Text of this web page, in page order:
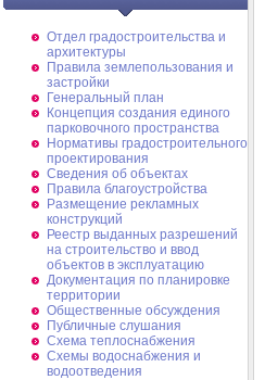
Отдел градостроительства и
архитектуры
Правила землепользования и
застройки
Генеральный план
Концепция создания единого
парковочного пространства
Нормативы градостроительного
проектирования
Сведения об объектах
Правила благоустройства
Размещение рекламных
конструкций
Реестр выданных разрешений
на строительство и ввод
объектов в эксплуатацию
Документация по планировке
территории
Общественные обсуждения
Публичные слушания
Схема теплоснабжения
Схемы водоснабжения и
водоотведения